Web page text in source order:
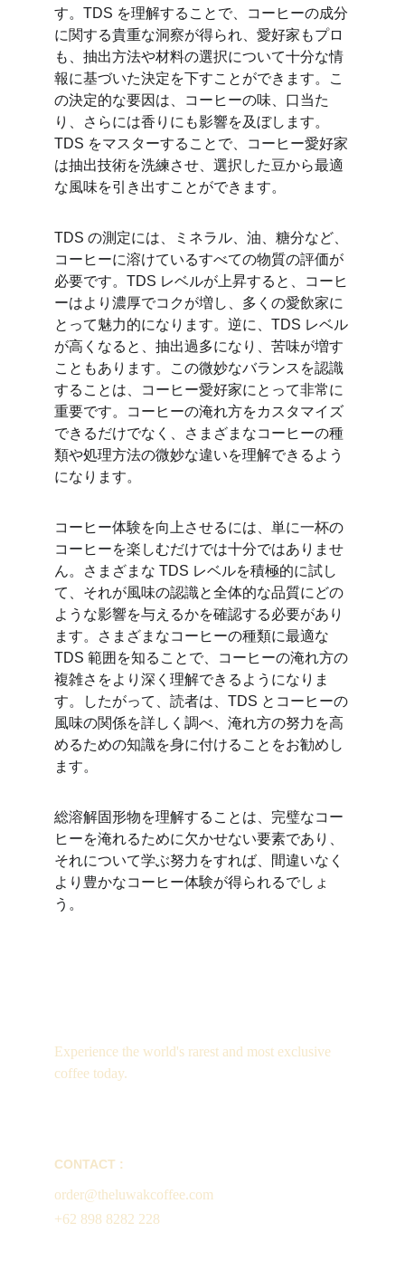
す。TDS を理解することで、コーヒーの成分
に関する貴重な洞察が得られ、愛好家もプロ
も、抽出方法や材料の選択について十分な情
報に基づいた決定を下すことができます。こ
の決定的な要因は、コーヒーの味、口当た
り、さらには香りにも影響を及ぼします。
TDS をマスターすることで、コーヒー愛好家
は抽出技術を洗練させ、選択した豆から最適
な風味を引き出すことができます。
TDS の測定には、ミネラル、油、糖分など、
コーヒーに溶けているすべての物質の評価が
必要です。TDS レベルが上昇すると、コーヒ
ーはより濃厚でコクが増し、多くの愛飲家に
とって魅力的になります。逆に、TDS レベル
が高くなると、抽出過多になり、苦味が増す
こともあります。この微妙なバランスを認識
することは、コーヒー愛好家にとって非常に
重要です。コーヒーの淹れ方をカスタマイズ
できるだけでなく、さまざまなコーヒーの種
類や処理方法の微妙な違いを理解できるよう
になります。
コーヒー体験を向上させるには、単に一杯の
コーヒーを楽しむだけでは十分ではありませ
ん。さまざまな TDS レベルを積極的に試し
て、それが風味の認識と全体的な品質にどの
ような影響を与えるかを確認する必要があり
ます。さまざまなコーヒーの種類に最適な
TDS 範囲を知ることで、コーヒーの淹れ方の
複雑さをより深く理解できるようになりま
す。したがって、読者は、TDS とコーヒーの
風味の関係を詳しく調べ、淹れ方の努力を高
めるための知識を身に付けることをお勧めし
ます。
総溶解固形物を理解することは、完璧なコー
ヒーを淹れるために欠かせない要素であり、
それについて学ぶ努力をすれば、間違いなく
より豊かなコーヒー体験が得られるでしょ
う。
Experience the world's rarest and most exclusive
coffee today.
CONTACT :
order@theluwakcoffee.com
+62 898 8282 228